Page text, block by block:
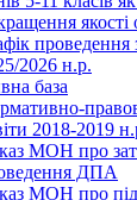
якості
проведення
2026 н.р.
база
2018-2019
МОН про
ДПА
МОН про